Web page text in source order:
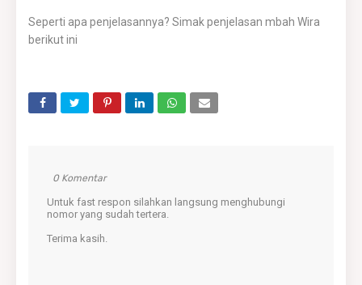
Seperti apa penjelasannya? Simak penjelasan mbah Wira
berikut ini
0 Komentar
Untuk fast respon silahkan langsung menghubungi
nomor yang sudah tertera.
Terima kasih.